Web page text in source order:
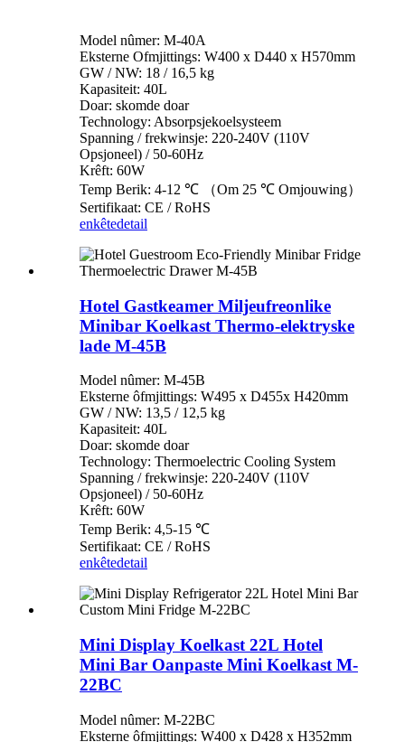
Model nûmer: M-40A
Eksterne Ofmjittings: W400 x D440 x H570mm
GW / NW: 18 / 16,5 kg
Kapasiteit: 40L
Doar: skomde doar
Technology: Absorpsjekoelsysteem
Spanning / frekwinsje: 220-240V (110V
Opsjoneel) / 50-60Hz
Krêft: 60W
Temp Berik: 4-12 ℃ （Om 25 ℃ Omjouwing）
Sertifikaat: CE / RoHS
enkêtedetail
Hotel Gastkeamer Miljeufreonlike
Minibar Koelkast Thermo-elektryske
lade M-45B
Model nûmer: M-45B
Eksterne ôfmjittings: W495 x D455x H420mm
GW / NW: 13,5 / 12,5 kg
Kapasiteit: 40L
Doar: skomde doar
Technology: Thermoelectric Cooling System
Spanning / frekwinsje: 220-240V (110V
Opsjoneel) / 50-60Hz
Krêft: 60W
Temp Berik: 4,5-15 ℃
Sertifikaat: CE / RoHS
enkêtedetail
Mini Display Koelkast 22L Hotel
Mini Bar Oanpaste Mini Koelkast M-
22BC
Model nûmer: M-22BC
Eksterne ôfmjittings: W400 x D428 x H352mm